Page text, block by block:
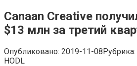
Canaan Creative
$13 млн за третий
Опубликовано: 2019-11-08Рубрика:
HODL